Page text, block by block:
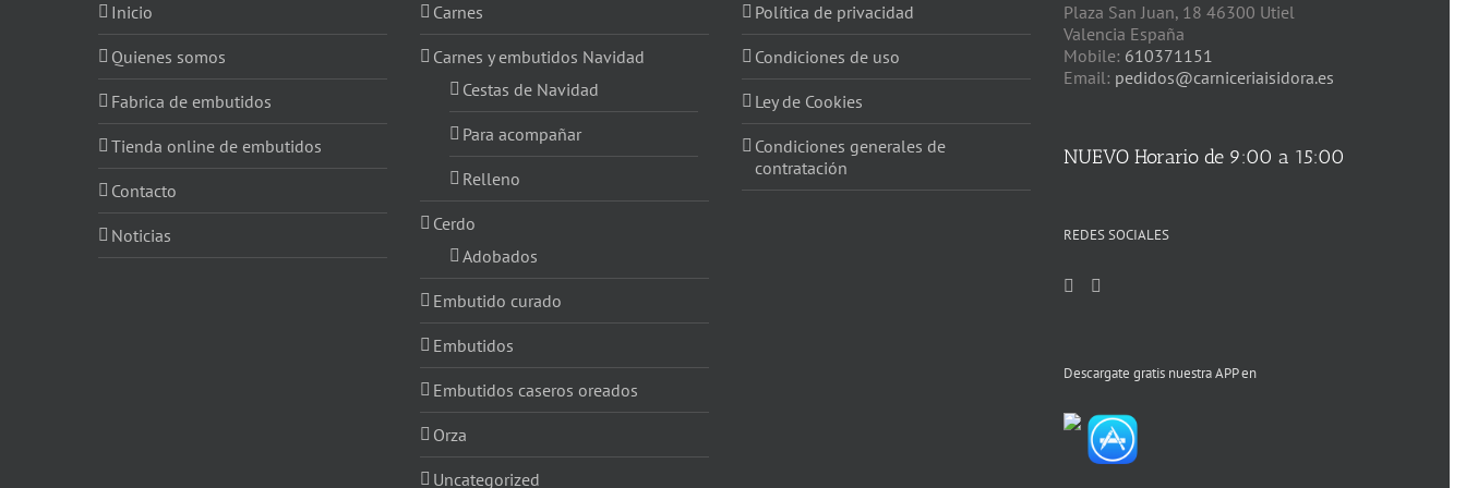
Inicio
Quienes somos
Fabrica de embutidos
Tienda online de embutidos
Contacto
Noticias
Carnes
Carnes y embutidos Navidad
Cestas de Navidad
Para acompañar
Relleno
Cerdo
Adobados
Embutido curado
Embutidos
Embutidos caseros oreados
Orza
Uncategorized
Política de privacidad
Condiciones de uso
Ley de Cookies
Condiciones generales de
contratación
Plaza San Juan, 18 46300 Utiel
Valencia España
Mobile: 610371151
Email: pedidos@carniceriaisidora.es
NUEVO Horario de 9:00 a 15:00
REDES SOCIALES
Descargate gratis nuestra APP en